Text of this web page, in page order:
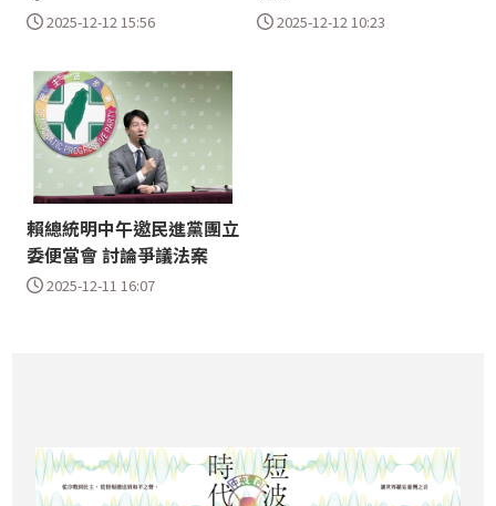
2025-12-12 15:56 2025-12-12 10:23
賴總統明中午邀民進黨團立
委便當會 討論爭議法案
2025-12-11 16:07